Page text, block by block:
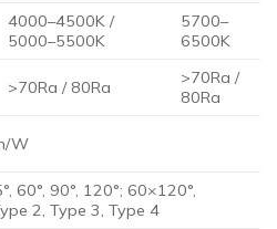
4000–4500K /
5000–5500K
5700–
6500K
>70Ra / 80Ra
>70Ra /
80Ra
W
60°, 90°, 120°; 60×120°,
2, Type 3, Type 4